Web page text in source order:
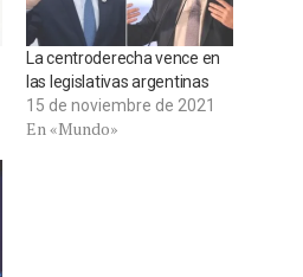
La centroderecha vence en
las legislativas argentinas
15 de noviembre de 2021
En «Mundo»